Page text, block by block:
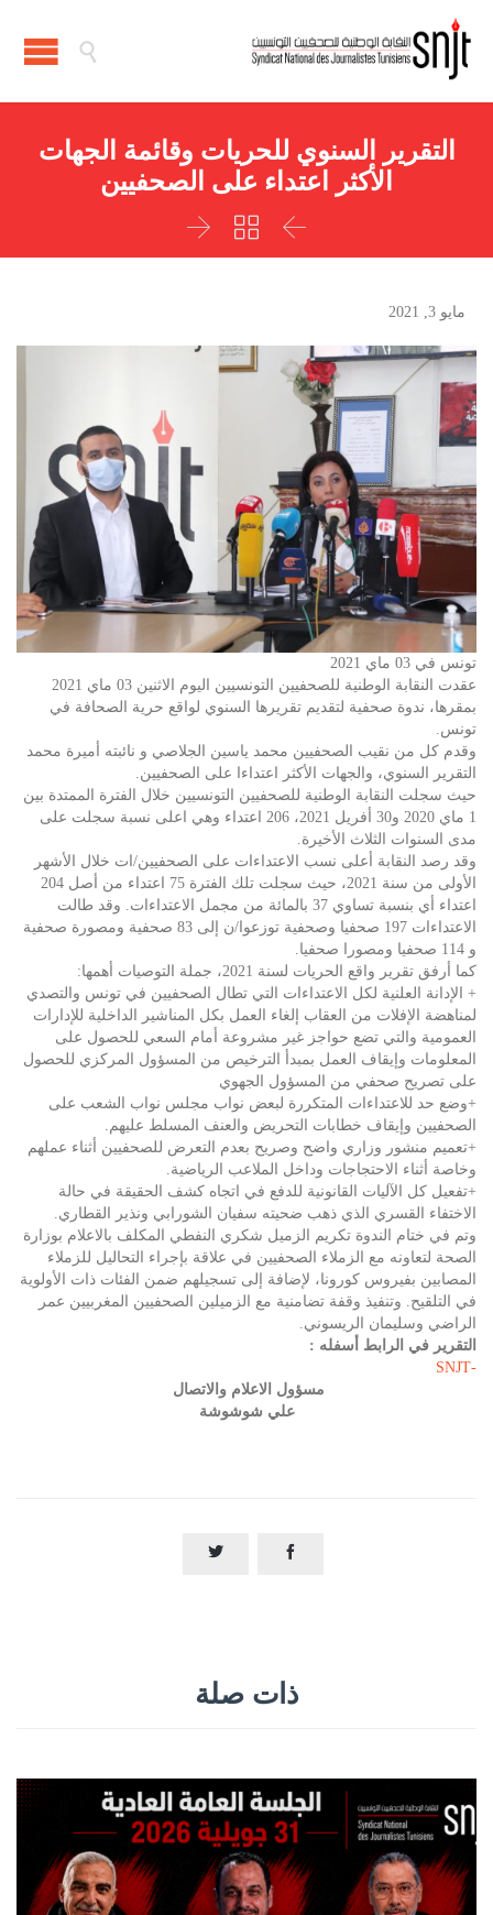

التقرير السنوي للحريات وقائمة الجهات
الأكثر اعتداء على الصحفيين



مايو 3, 2021
تونس في 03 ماي 2021
عقدت النقابة الوطنية للصحفيين التونسيين اليوم الاثنين 03 ماي 2021
بمقرها، ندوة صحفية لتقديم تقريرها السنوي لواقع حرية الصحافة في
تونس.
وقدم كل من نقيب الصحفيين محمد ياسين الجلاصي و نائبته أميرة محمد
التقرير السنوي، والجهات الأكثر اعتداءا على الصحفيين.
حيث سجلت النقابة الوطنية للصحفيين التونسيين خلال الفترة الممتدة بين
1 ماي 2020 و30 أفريل 2021، 206 اعتداء وهي اعلى نسبة سجلت على
مدى السنوات الثلاث الأخيرة.
وقد رصد النقابة أعلى نسب الاعتداءات على الصحفيين/ات خلال الأشهر
الأولى من سنة 2021، حيث سجلت تلك الفترة 75 اعتداء من أصل 204
اعتداء أي بنسبة تساوي 37 بالمائة من مجمل الاعتداءات. وقد طالت
الاعتداءات 197 صحفيا وصحفية توزعوا/ن إلى 83 صحفية ومصورة صحفية
و 114 صحفيا ومصورا صحفيا.
كما أرفق تقرير واقع الحريات لسنة 2021، جملة التوصيات أهمها:
+ الإدانة العلنية لكل الاعتداءات التي تطال الصحفيين في تونس والتصدي
لمناهضة الإفلات من العقاب إلغاء العمل بكل المناشير الداخلية للإدارات
العمومية والتي تضع حواجز غير مشروعة أمام السعي للحصول على
المعلومات وإيقاف العمل بمبدأ الترخيص من المسؤول المركزي للحصول
على تصريح صحفي من المسؤول الجهوي
+وضع حد للاعتداءات المتكررة لبعض نواب مجلس نواب الشعب على
الصحفيين وإيقاف خطابات التحريض والعنف المسلط عليهم.
+تعميم منشور وزاري واضح وصريح بعدم التعرض للصحفيين أثناء عملهم
وخاصة أثناء الاحتجاجات وداخل الملاعب الرياضية.
+تفعيل كل الآليات القانونية للدفع في اتجاه كشف الحقيقة في حالة
الاختفاء القسري الذي ذهب ضحيته سفيان الشورابي ونذير القطاري.
وتم في ختام الندوة تكريم الزميل شكري النفطي المكلف بالاعلام بوزارة
الصحة لتعاونه مع الزملاء الصحفيين في علاقة بإجراء التحاليل للزملاء
المصابين بفيروس كورونا، لإضافة إلى تسجيلهم ضمن الفئات ذات الأولوية
في التلقيح. وتنفيذ وقفة تضامنية مع الزميلين الصحفيين المغربيين عمر
الراضي وسليمان الريسوني.
التقرير في الرابط أسفله :
-SNJT
مسؤول الاعلام والاتصال
علي شوشوشة


ذات صلة